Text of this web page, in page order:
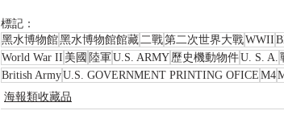
標記：
黑水博物館黑水博物館館藏 二戰第二次世界大戰WWII
World War II 美國 陸軍U.S. ARMY 歷史機動物件U. S. A.
British ArmyU.S. GOVERNMENT PRINTING OFICE M4
海報類收藏品